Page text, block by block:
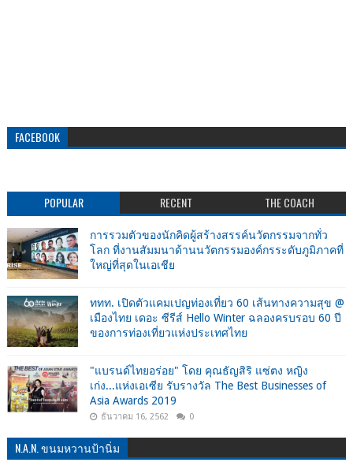
FACEBOOK
POPULAR RECENT THE COACH
การรวมตัวของนักคิดผู้สร้างสรรค์นวัตกรรมจากทั่ว
โลก ที่งานสัมมนาด้านนวัตกรรมองค์กรระดับภูมิภาคที่
ใหญ่ที่สุดในเอเชีย
ททท. เปิดตัวแคมเปญท่องเที่ยว 60 เส้นทางความสุข @
เมืองไทย เดอะ ซีรีส์ Hello Winter ฉลองครบรอบ 60 ปี
ของการท่องเที่ยวแห่งประเทศไทย
"แบรนด์ไทยอร่อย" โดย คุณธัญสิริ แซ่ตง หญิง
เก่ง...แห่งเอเซีย รับรางวัล The Best Businesses of
Asia Awards 2019
ธันวาคม 16, 2562 0
N.A.N. ขนมหวานป้านิ่ม